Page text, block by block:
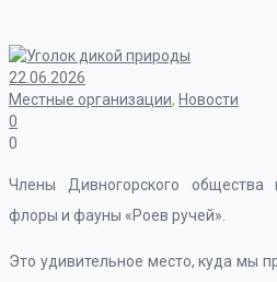
22.06.2026
Местные организации, Новости
0
0
Члены Дивногорского общества
флоры и фауны «Роев ручей».
Это удивительное место, куда мы